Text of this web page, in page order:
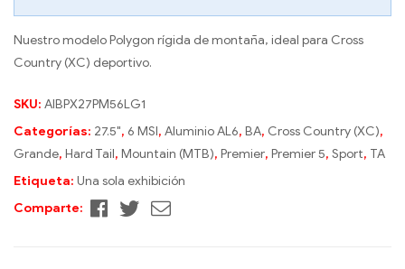
Nuestro modelo Polygon rígida de montaña, ideal para Cross
Country (XC) deportivo.
SKU: AIBPX27PM56LG1
Categorías: 27.5", 6 MSI, Aluminio AL6, BA, Cross Country (XC),
Grande, Hard Tail, Mountain (MTB), Premier, Premier 5, Sport, TA
Etiqueta: Una sola exhibición
Comparte:
Facebook
TwitterCorreo